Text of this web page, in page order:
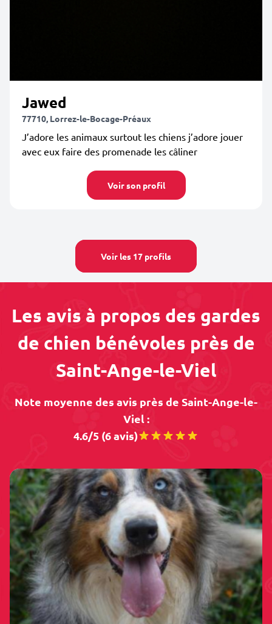
Jawed
77710, Lorrez-le-Bocage-Préaux
J’adore les animaux surtout les chiens j’adore jouer
avec eux faire des promenade les câliner
Voir son profil
Voir les 17 profils
Les avis à propos des gardes
de chien bénévoles près de
Saint-Ange-le-Viel
Note moyenne des avis près de Saint-Ange-le-
Viel :
4.6/5 (6 avis)